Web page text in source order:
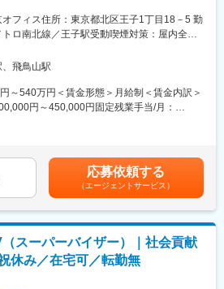
ため、営業成果がダイレクトに数値として可
また、営業に加え教育・マネジメント・仕
ため、営業力とマネジメント力を同時に高め
場起点で組織改善まで関われるため、プレ
サービスとして高いシェアを持ち、豊富な
アンスによる対面営業という独自の販売チ
営業再現性と実績を誇ります。営業×組織づ
る環境が整っています。
める業務
長企業で、裁量を持ちながら新しいホテル
ションです／
のホテル施設を統括するエリアマネージャー
ジメントや現場支援、収益管理などを担当
成・評価・業務フォロー
業者対応やトラブル発生時のエスカレーショ
トラブル等）における現場支配人業務の代
オフィス住所：東京都北区王子1丁目18－5 勤
ロ南北線／王子駅受動喫煙対策：屋内全面
の定める事業所
飛鳥山駅
～540万円＜賃金形態＞月給制＜賃金内訳＞
円～450,000円固定残業手当/月：
り、選考を通じて上下する可能性がありま
手当を含めた表記です。
応募依頼する
（エージェントサービス）
スーパーバイザー）｜社会貢献
休み／在宅可／転勤無